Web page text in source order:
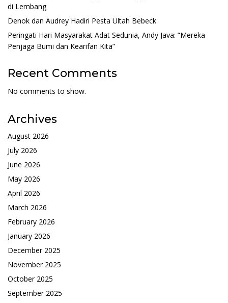
di Lembang
Denok dan Audrey Hadiri Pesta Ultah Bebeck
Peringati Hari Masyarakat Adat Sedunia, Andy Java: “Mereka
Penjaga Bumi dan Kearifan Kita”
Recent Comments
No comments to show.
Archives
August 2026
July 2026
June 2026
May 2026
April 2026
March 2026
February 2026
January 2026
December 2025
November 2025
October 2025
September 2025